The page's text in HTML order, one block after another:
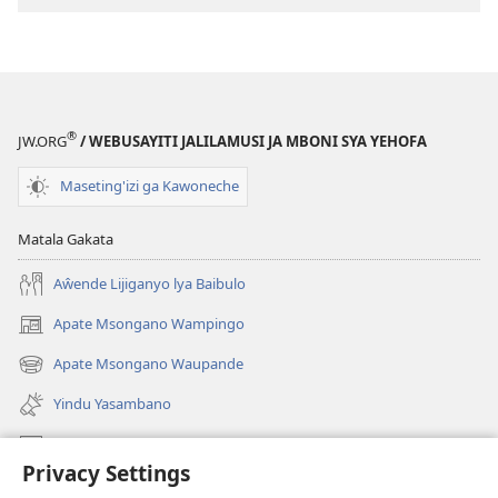
Privacy Settings
JW.ORG® / WEBUSAYITI JALILAMUSI JA MBONI SYA YEHOFA
Maseting'izi ga Kawoneche
Matala Gakata
Aŵende Lijiganyo lya Baibulo
Apate Msongano Wampingo
(awugule
liwindo
line)
Apate Msongano Waupande
(awugule
liwindo
line)
Yindu Yasambano
Mafidiyo
Kuwungunya pa JW.ORG